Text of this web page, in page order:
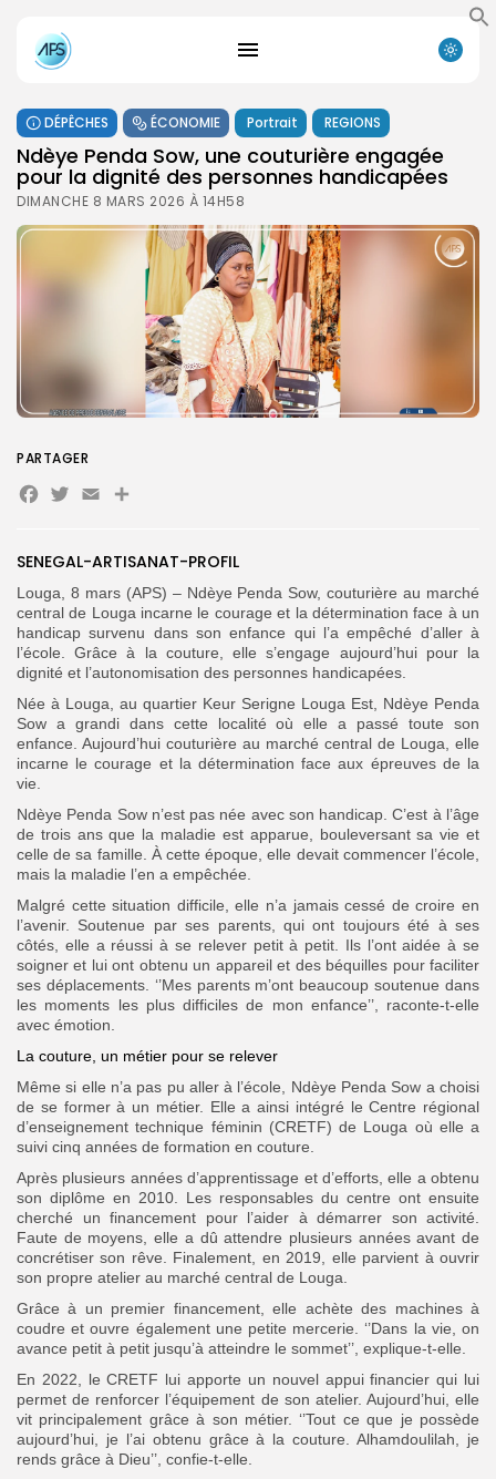
Search
for:
Search
Button
FR
DÉPÊCHES ÉCONOMIE Portrait REGIONS
Ndèye Penda Sow, une couturière engagée
pour la dignité des personnes handicapées
DIMANCHE 8 MARS 2026 À 14H58
SENEGAL-ARTISANAT-PROFIL
Louga, 8 mars (APS) – Ndèye Penda Sow, couturière au marché
central de Louga incarne le courage et la détermination face à un
handicap survenu dans son enfance qui l’a empêché d’aller à
l’école. Grâce à la couture, elle s’engage aujourd’hui pour la
dignité et l’autonomisation des personnes handicapées.
Née à Louga, au quartier Keur Serigne Louga Est, Ndèye Penda
Sow a grandi dans cette localité où elle a passé toute son
enfance. Aujourd’hui couturière au marché central de Louga, elle
incarne le courage et la détermination face aux épreuves de la
vie.
Ndèye Penda Sow n’est pas née avec son handicap. C’est à l’âge
de trois ans que la maladie est apparue, bouleversant sa vie et
celle de sa famille. À cette époque, elle devait commencer l’école,
mais la maladie l’en a empêchée.
Malgré cette situation difficile, elle n’a jamais cessé de croire en
l’avenir. Soutenue par ses parents, qui ont toujours été à ses
côtés, elle a réussi à se relever petit à petit. Ils l’ont aidée à se
soigner et lui ont obtenu un appareil et des béquilles pour faciliter
ses déplacements. ‘’Mes parents m’ont beaucoup soutenue dans
les moments les plus difficiles de mon enfance’’, raconte-t-elle
avec émotion.
La couture, un métier pour se relever
Même si elle n’a pas pu aller à l’école, Ndèye Penda Sow a choisi
de se former à un métier. Elle a ainsi intégré le Centre régional
d’enseignement technique féminin (CRETF) de Louga où elle a
suivi cinq années de formation en couture.
Après plusieurs années d’apprentissage et d’efforts, elle a obtenu
son diplôme en 2010. Les responsables du centre ont ensuite
cherché un financement pour l’aider à démarrer son activité.
Faute de moyens, elle a dû attendre plusieurs années avant de
concrétiser son rêve. Finalement, en 2019, elle parvient à ouvrir
son propre atelier au marché central de Louga.
Grâce à un premier financement, elle achète des machines à
coudre et ouvre également une petite mercerie. ‘’Dans la vie, on
avance petit à petit jusqu’à atteindre le sommet’’, explique-t-elle.
En 2022, le CRETF lui apporte un nouvel appui financier qui lui
permet de renforcer l’équipement de son atelier. Aujourd’hui, elle
vit principalement grâce à son métier. ‘’Tout ce que je possède
aujourd’hui, je l’ai obtenu grâce à la couture. Alhamdoulilah, je
rends grâce à Dieu’’, confie-t-elle.
PARTAGER
Facebook
Twitter
EmailPartager